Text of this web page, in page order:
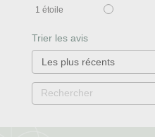
1 étoile
Trier les avis